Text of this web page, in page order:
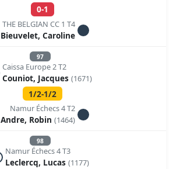
0-1
THE BELGIAN CC 1 T4
Bieuvelet, Caroline
97
Caissa Europe 2 T2
Couniot, Jacques (1671)
1/2-1/2
Namur Échecs 4 T2
Andre, Robin (1464)
98
Namur Échecs 4 T3
Leclercq, Lucas (1177)